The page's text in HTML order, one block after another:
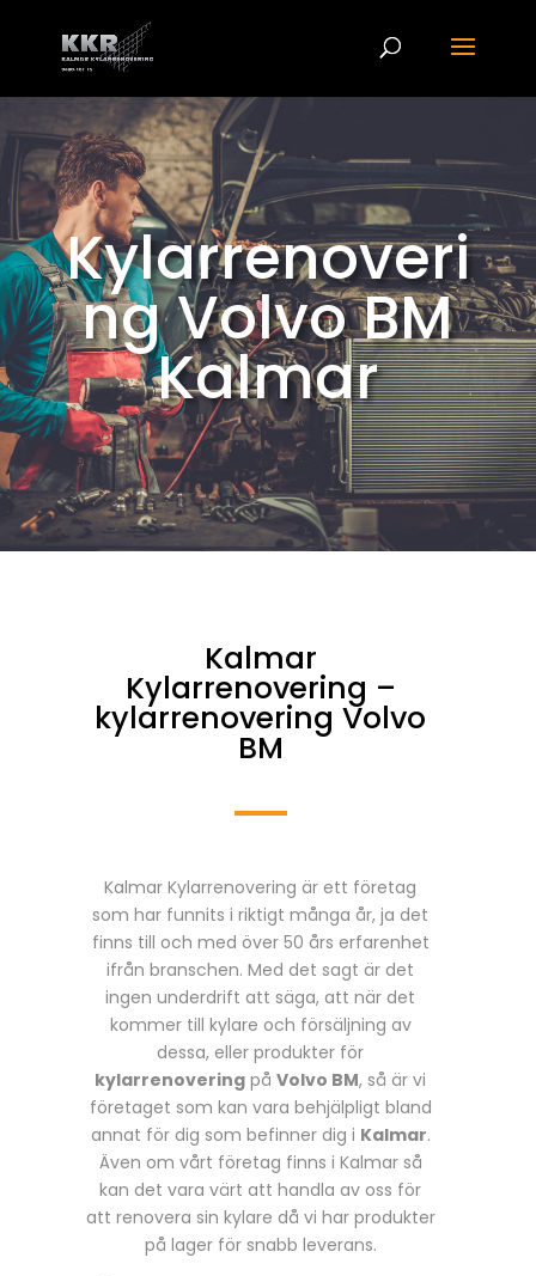
Kylarrenoveri
ng Volvo BM
Kalmar
Kalmar
Kylarrenovering –
kylarrenovering Volvo
BM
Kalmar Kylarrenovering är ett företag
som har funnits i riktigt många år, ja det
finns till och med över 50 års erfarenhet
ifrån branschen. Med det sagt är det
ingen underdrift att säga, att när det
kommer till kylare och försäljning av
dessa, eller produkter för
kylarrenovering påVolvo BM, så är vi
företaget som kan vara behjälpligt bland
annat för dig som befinner dig i Kalmar.
Även om vårt företag finns i Kalmar så
kan det vara värt att handla av oss för
att renovera sin kylare då vi har produkter
på lager för snabb leverans.